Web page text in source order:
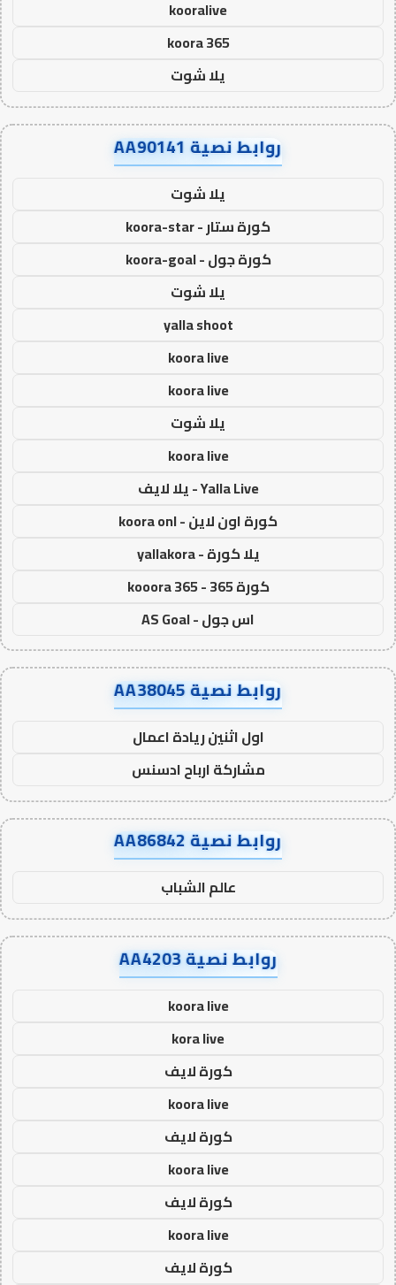
kooralive
koora 365
يلا شوت
روابط نصية AA90141
يلا شوت
كورة ستار - koora-star
كورة جول - koora-goal
يلا شوت
yalla shoot
koora live
koora live
يلا شوت
koora live
Yalla Live - يلا لايف
كورة اون لاين - koora onl
يلا كورة - yallakora
كورة 365 - kooora 365
اس جول - AS Goal
روابط نصية AA38045
اول اثنين ريادة اعمال
مشاركة ارباح ادسنس
روابط نصية AA86842
عالم الشباب
روابط نصية AA4203
koora live
kora live
كورة لايف
koora live
كورة لايف
koora live
كورة لايف
koora live
كورة لايف